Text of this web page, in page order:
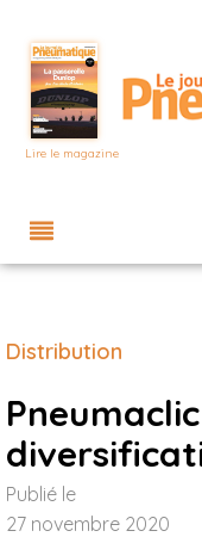
Lire le magazine
Distribution
Publié le
27 novembre 2020